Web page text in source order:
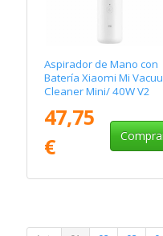
Aspirador de Mano con
Batería Xiaomi Mi
Cleaner Mini/ 40W V2
47,75
€